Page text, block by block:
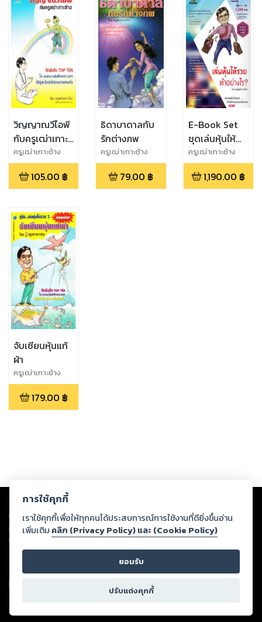
วิญญาณวีไอพี
กับครูเฒ่าเกาะ
ช้าง
ครูเฒ่าเกาะช้าง
105.00 ฿
ธิดาบาดาลกับ
รักต่างภพ
ครูเฒ่าเกาะช้าง
79.00 ฿
E-Book Set
ชุดเล่นหุ้นให้
รวยทำอย่างไร
1-10
ครูเฒ่าเกาะช้าง
1,190.00 ฿
จับเซียนหุ้นแก้
ผ้า
ครูเฒ่าเกาะช้าง
179.00 ฿
Copyright © 2026
ต่อผลงานหรือเนื้อหาใดที่อัปโหลดผ่านเว็บไซต์และปรากฏว่าละเมิดสิทธิใน
ทรัพย์สินทางปัญญาของบุคคลอื่นหรือขัดต่อกฎหมายและศีลธรรม ดังนั้น ผู้อ่าน
ทุกท่านโปรดใช้วิจารณญาณในการกลั่นกรองด้วยตนเอง และหากท่านพบว่าส่วน
หนึ่งส่วนใดขัดต่อกฎหมายและศีลธรรม กรุณาแจ้งมายังบริษัท เพื่อทีมงานจะได้
ดำเนินการในทันที ทั้งนี้ ทางสตอรี่ล็อกขอสงวนลิขสิทธิ์ตามพระราชบัญญัติ
ลิขสิทธิ์ พ.ศ. 2537 (ฉบับล่าสุด)
For support: member@ookbee.com
Version
การใช้คุกกี้
เราใช้คุกกี้เพื่อให้ทุกคนได้ประสบการณ์การใช้งานที่ดียิ่งขึ้นอ่าน
เพิ่มเติม คลิก (Privacy Policy) และ (Cookie Policy)
ยอมรับ
ปรับแต่งคุกกี้